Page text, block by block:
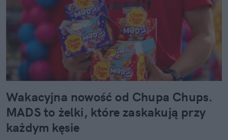
Wakacyjna nowość od Chupa Chups.
MADS to żelki, które zaskakują przy
każdym kęsie